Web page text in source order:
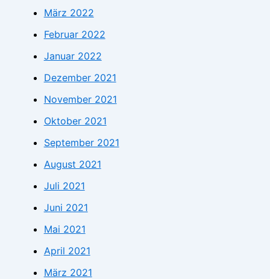
März 2022
Februar 2022
Januar 2022
Dezember 2021
November 2021
Oktober 2021
September 2021
August 2021
Juli 2021
Juni 2021
Mai 2021
April 2021
März 2021